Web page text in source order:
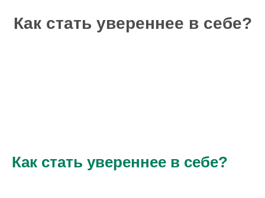
Как стать увереннее в себе?
Как стать увереннее в себе?